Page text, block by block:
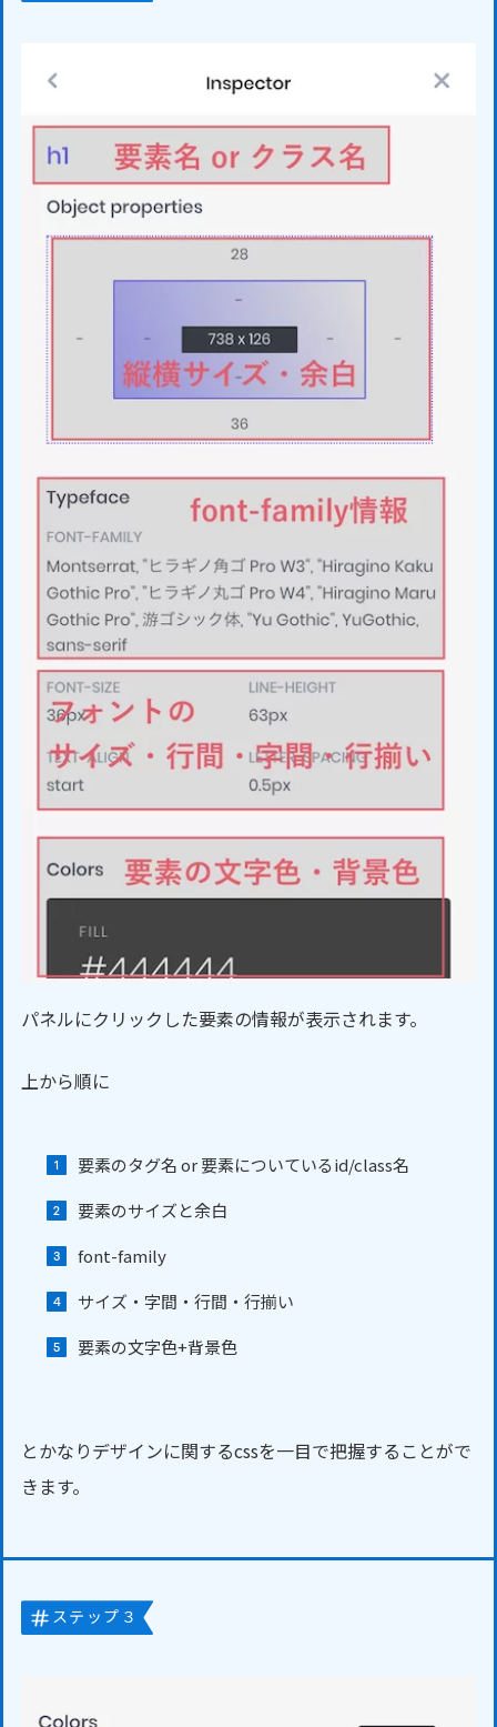
パネルにクリックした要素の情報が表示されます。
上から順に
要素のタグ名 or 要素についているid/class名
要素のサイズと余白
font-family
サイズ・字間・行間・行揃い
要素の文字色+背景色
とかなりデザインに関するcssを一目で把握することがで
きます。
ステップ３